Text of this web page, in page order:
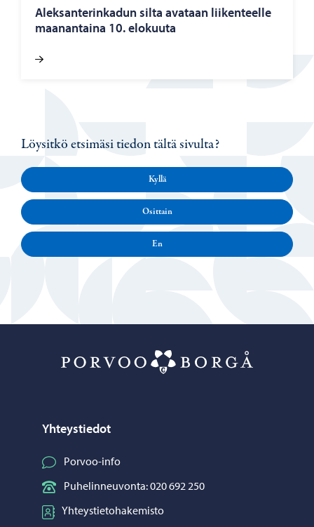
Alek­san­te­rin­ka­dun silta ava­taan lii­ken­teel­le
maa­nan­tai­na 10. elo­kuu­ta
Löysitkö etsimäsi tiedon tältä sivulta?
Kyllä
Osittain
En
Yhteystiedot
Porvoo-info
Puhelinneuvonta: 020 692 250
Yhteystietohakemisto